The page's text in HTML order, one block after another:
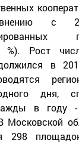
с
%). Рост
в
дня,
в году
Московской
298